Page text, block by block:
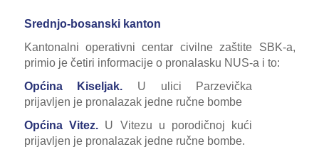
Srednjo-bosanski kanton
Kantonalni operativni centar civilne zaštite SBK-a,
primio je četiri informacije o pronalasku NUS-a i to:
Općina Kiseljak. U ulici Parzevička
prijavljen je pronalazak jedne ručne bombe
Općina Vitez. U Vitezu u porodičnoj kući
prijavljen je pronalazak jedne ručne bombe.